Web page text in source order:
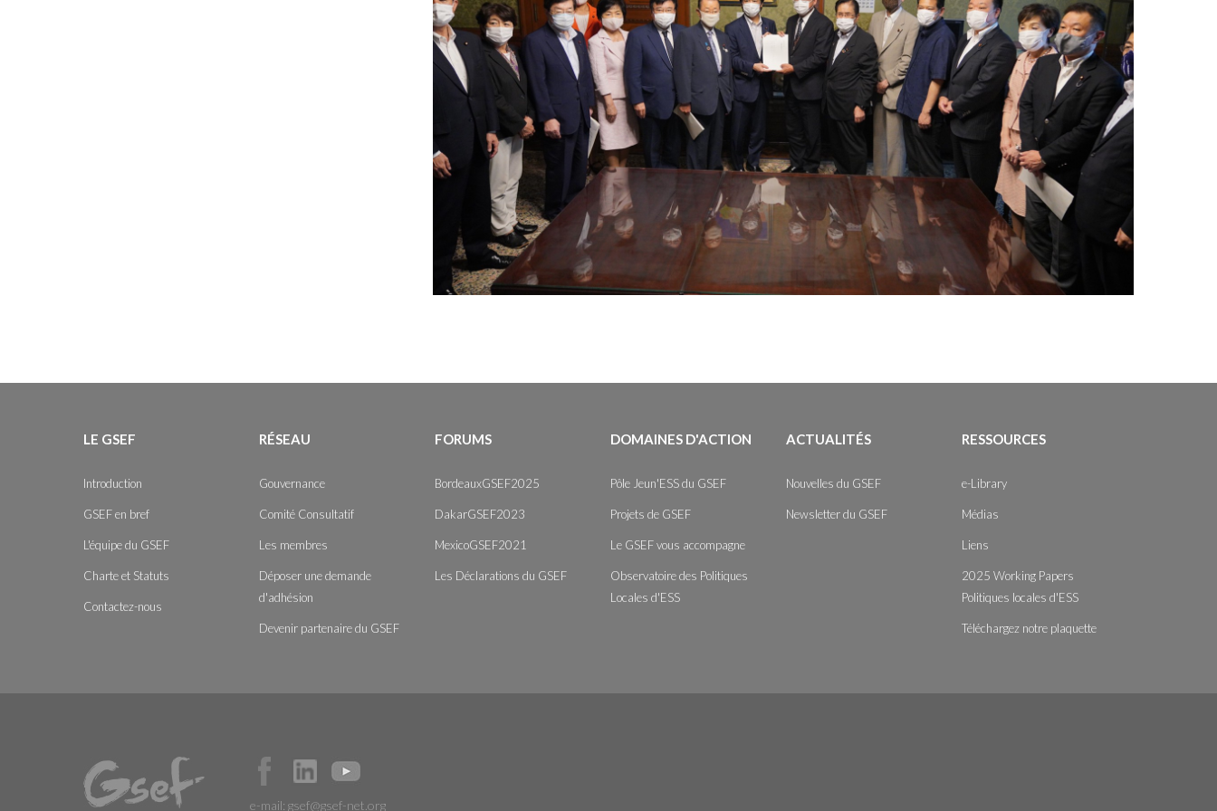
LE GSEF
Introduction
GSEF en bref
L'équipe du GSEF
Charte et Statuts
Contactez-nous
RÉSEAU
Gouvernance
Comité Consultatif
Les membres
Déposer une demande
d'adhésion
Devenir partenaire du GSEF
FORUMS
BordeauxGSEF2025
DakarGSEF2023
MexicoGSEF2021
Les Déclarations du GSEF
DOMAINES D'ACTION
Pôle Jeun'ESS du GSEF
Projets de GSEF
Le GSEF vous accompagne
Observatoire des Politiques
Locales d'ESS
ACTUALITÉS
Nouvelles du GSEF
Newsletter du GSEF
RESSOURCES
e-Library
Médias
Liens
2025 Working Papers
Politiques locales d'ESS
Téléchargez notre plaquette
e-mail:gsef@gsef-net.org